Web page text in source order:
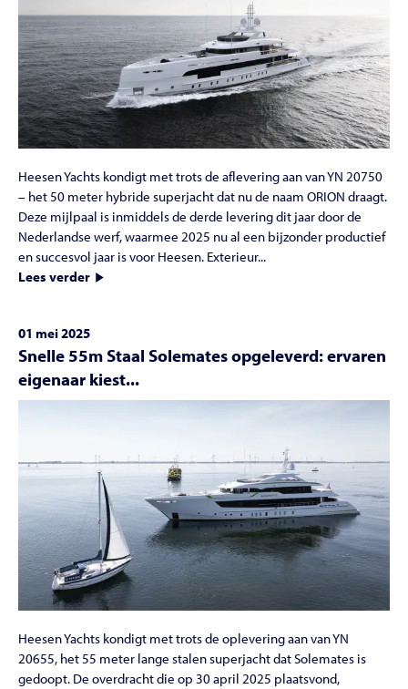
Heesen Yachts kondigt met trots de aflevering aan van YN 20750
– het 50 meter hybride superjacht dat nu de naam ORION draagt.
Deze mijlpaal is inmiddels de derde levering dit jaar door de
Nederlandse werf, waarmee 2025 nu al een bijzonder productief
en succesvol jaar is voor Heesen. Exterieur...
Lees verder
01 mei 2025
Snelle 55m Staal Solemates opgeleverd: ervaren
eigenaar kiest...
Heesen Yachts kondigt met trots de oplevering aan van YN
20655, het 55 meter lange stalen superjacht dat Solemates is
gedoopt. De overdracht die op 30 april 2025 plaatsvond,